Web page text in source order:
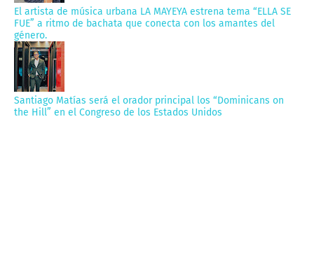
El artista de música urbana LA MAYEYA estrena tema “ELLA SE
FUE” a ritmo de bachata que conecta con los amantes del
género.
Santiago Matías será el orador principal los “Dominicans on
the Hill” en el Congreso de los Estados Unidos